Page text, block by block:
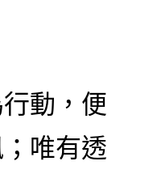
動，便
唯有透